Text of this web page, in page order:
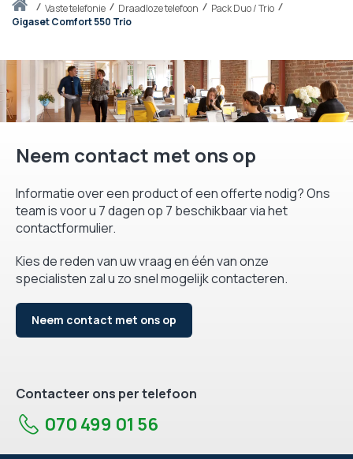
Thuisvaste telefonie Draadloze telefoon
Pack Duo / Trio
Gigaset Comfort 550 Trio
Neem contact met ons op
Informatie over een product of een offerte nodig? Ons
team is voor u 7 dagen op 7 beschikbaar via het
contactformulier.
Kies de reden van uw vraag en één van onze
specialisten zal u zo snel mogelijk contacteren.
Neem contact met ons op
Contacteer ons per telefoon
070 499 01 56